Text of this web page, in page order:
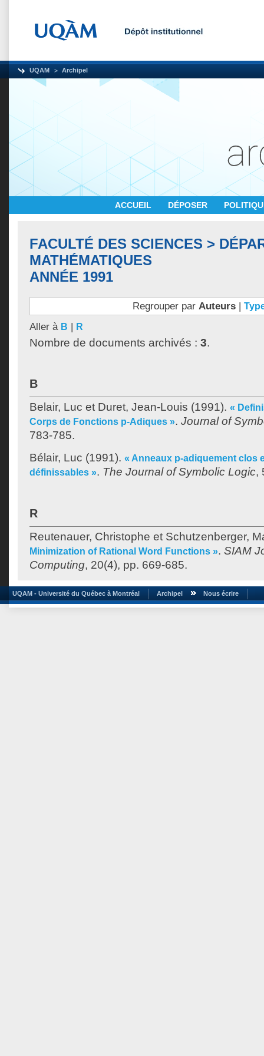
UQAM Archipel
ACCUEIL DÉPOSER
FACULTÉ DES SCIENCES >
MATHÉMATIQUES
ANNÉE 1991
Regrouper par Auteurs|
Aller à B | R
Nombre de documents archivés : 3.
B
Belair, Luc et Duret, Jean-Louis (1991). «
Corps de Fonctions p-Adiques ». Journal of
783-785.
Bélair, Luc (1991). « Anneaux p-adiquement clos
définissables ». The Journal of Symbolic Logic,
R
Reutenauer, Christophe et Schutzenberger,
Minimization of Rational Word Functions ». SIAM
Computing, 20(4), pp. 669-685.
UQAM - Université du Québec à Montréal Archipel Nous écrire